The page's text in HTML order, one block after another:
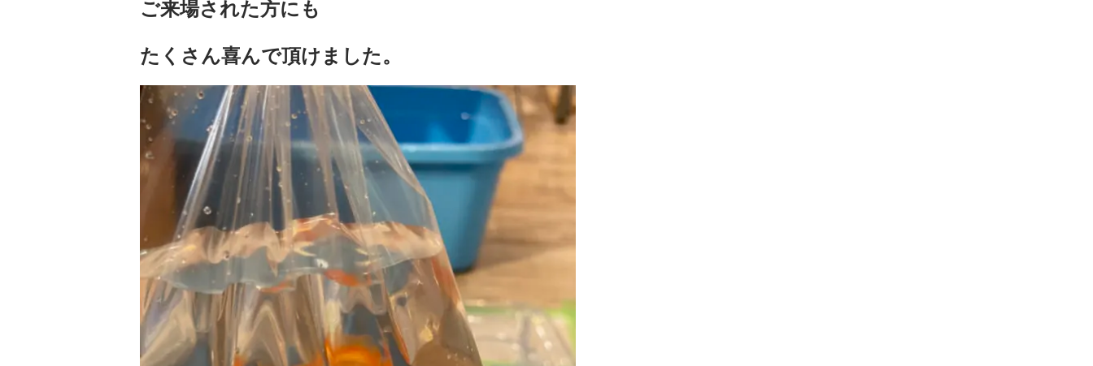
ご来場された方にも
たくさん喜んで頂けました。